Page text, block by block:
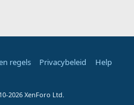
regels Privacybeleid
Help
2026 XenForo Ltd.